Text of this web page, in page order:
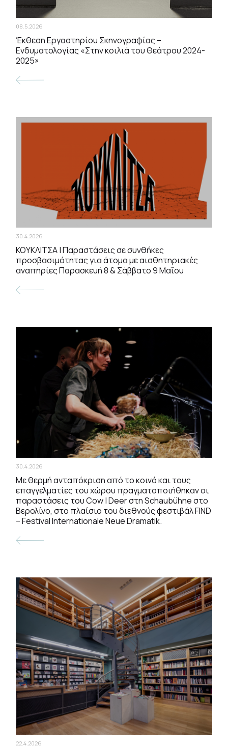
08.5.2026
Έκθεση Εργαστηρίου Σκηνογραφίας –
Ενδυματολογίας «Στην κοιλιά του Θεάτρου 2024-
2025»
30.4.2026
ΚΟΥΚΛΙΤΣΑ | Παραστάσεις σε συνθήκες
προσβασιμότητας για άτομα με αισθητηριακές
αναπηρίες Παρασκευή 8 & Σάββατο 9 Μαΐου
30.4.2026
Με θερμή ανταπόκριση από το κοινό και τους
επαγγελματίες του χώρου πραγματοποιήθηκαν οι
παραστάσεις του Cow | Deer στη Schaubühne στο
Βερολίνο, στο πλαίσιο του διεθνούς φεστιβάλ FIND
– Festival Internationale Neue Dramatik.
22.4.2026